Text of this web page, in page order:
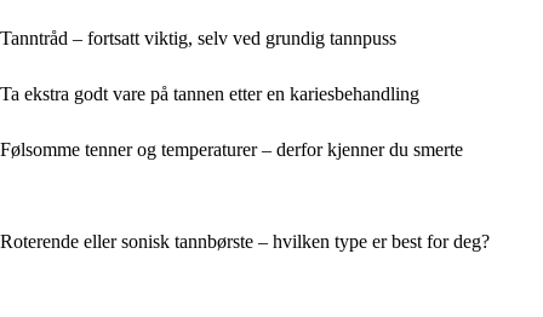
Tanntråd – fortsatt viktig, selv ved grundig tannpuss
Ta ekstra godt vare på tannen etter en kariesbehandling
Følsomme tenner og temperaturer – derfor kjenner du smerte
Roterende eller sonisk tannbørste – hvilken type er best for deg?